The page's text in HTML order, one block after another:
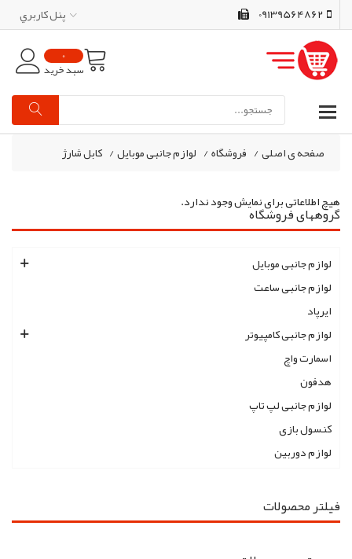
09139564862 پنل کاربري
0
سبد خرید
صفحه ی اصلی/ فروشگاه/ لوازم جانبی موبایل/ کابل شارژ
گروههای فروشگاه
لوازم جانبی موبایل
لوازم جانبی ساعت
ایرپاد
لوازم جانبی کامپیوتر
اسمارت واچ
هدفون
لوازم جانبی لپ تاپ
کنسول بازی
لوازم دوربین
فیلتر محصولات
هیچ اطلاعاتی برای نمایش وجود ندارد.